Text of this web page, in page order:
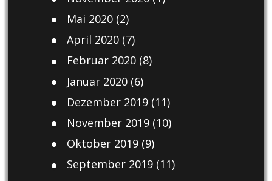
Mai 2020(2)
April 2020(7)
Februar 2020(8)
Januar 2020(6)
Dezember 2019(11)
November 2019(10)
Oktober 2019(9)
September 2019(11)